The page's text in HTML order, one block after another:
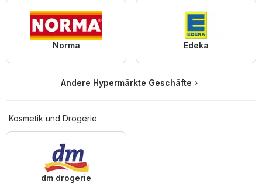
Norma Edeka
Andere Hypermärkte Geschäfte
Kosmetik und Drogerie
dm drogerie